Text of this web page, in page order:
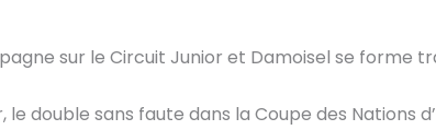
sur le Circuit Junior et Damoisel se forme
le double sans faute dans la Coupe des